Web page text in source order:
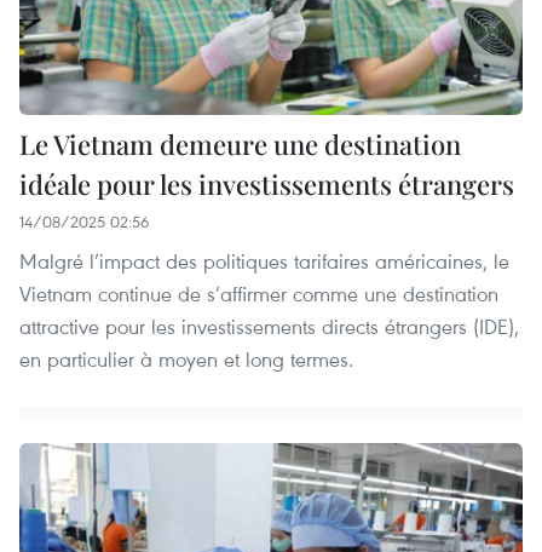
Le Vietnam demeure une destination
idéale pour les investissements étrangers
14/08/2025 02:56
Malgré l’impact des politiques tarifaires américaines, le
Vietnam continue de s’affirmer comme une destination
attractive pour les investissements directs étrangers (IDE),
en particulier à moyen et long termes.